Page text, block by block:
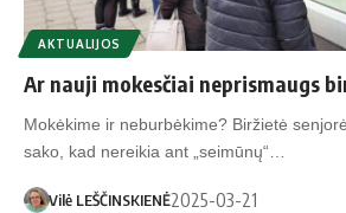
AKTUALIJOS
Ar nau­ji mo­kes­čiai ne­pris­maugs
Mokėkime ir neburbėkime? Biržietė
sako, kad nereikia ant „seimūnų“…
Vilė LEŠČINSKIENĖ2025-03-21